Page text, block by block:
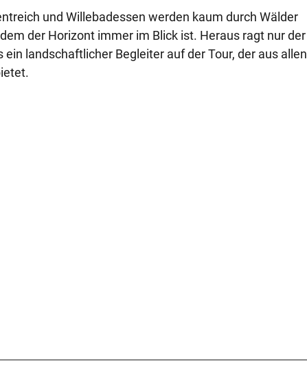
und Willebadessen werden kaum durch Wälder
der Horizont immer im Blick ist. Heraus ragt nur der
landschaftlicher Begleiter auf der Tour, der aus allen